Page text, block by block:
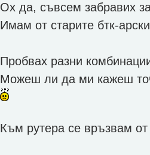
Ох да, съвсем забравих
Имам от старите бтк-
Пробвах разни
Можеш ли да ми кажеш
Към рутера се връзвам